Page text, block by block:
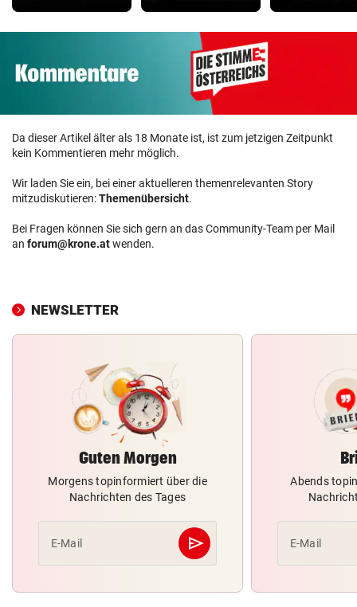
Da dieser Artikel älter als 18 Monate ist, ist zum jetzigen Zeitpunkt
kein Kommentieren mehr möglich.
Wir laden Sie ein, bei einer aktuelleren themenrelevanten Story
mitzudiskutieren:Themenübersicht.
Bei Fragen können Sie sich gern an das Community-Team per Mail
an forum@krone.atwenden.
NEWSLETTER
Guten Morgen
Morgens topinformiert über die
Nachrichten des Tages
E-Mail send
Abschicken
Abends
E-Mail